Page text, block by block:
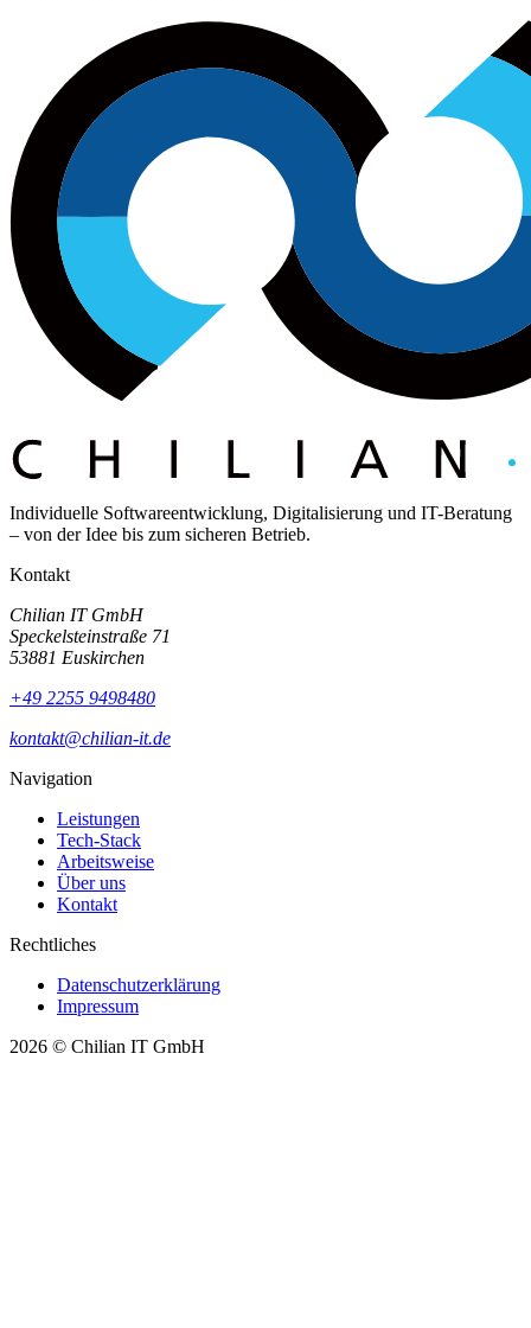
Individuelle Softwareentwicklung, Digitalisierung und IT-Beratung
– von der Idee bis zum sicheren Betrieb.
Kontakt
Chilian IT GmbH
Speckelsteinstraße 71
53881 Euskirchen
+49 2255 9498480
kontakt@chilian-it.de
Navigation
Leistungen
Tech-Stack
Arbeitsweise
Über uns
Kontakt
Rechtliches
Datenschutzerklärung
Impressum
2026 © Chilian IT GmbH